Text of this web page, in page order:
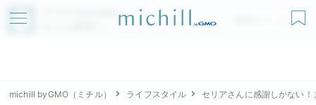
アプリでmichillが
無料ダウンロード
michill byGMO（ミチル） ライフスタイル セリアさんに感謝しかない